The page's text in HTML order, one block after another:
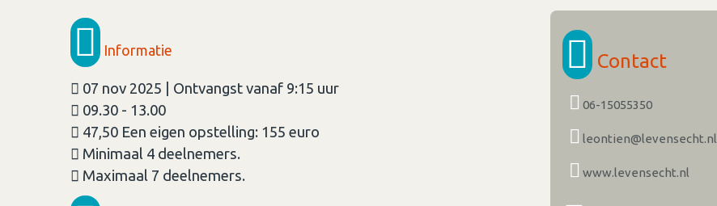
Informatie
07 nov 2025 | Ontvangst vanaf 9:15 uur
09.30 - 13.00
47,50 Een eigen opstelling: 155 euro
Minimaal 4 deelnemers.
Maximaal 7 deelnemers.
Contact
06-15055350
leontien@levensecht.nl
www.levensecht.nl